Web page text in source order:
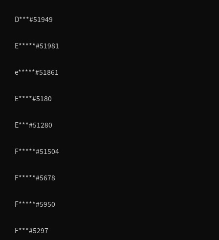
D***#51949
E*****#51981
e*****#51861
E****#5180
E***#51280
F*****#51504
F*****#5678
F*****#5950
F***#5297